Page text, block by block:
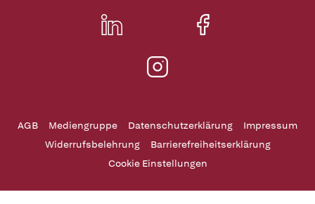
AGB Mediengruppe Datenschutzerklärung
Impressum
Widerrufsbelehrung
Barrierefreiheitserklärung
Cookie Einstellungen